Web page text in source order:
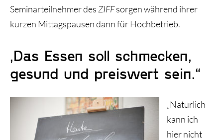
Seminarteilnehmer des ZIFFsorgen während ihrer
kurzen Mittagspausen dann für Hochbetrieb.
„Das Essen soll schmecken,
gesund und preiswert sein.“
„Natürlich
kann ich
hier nicht